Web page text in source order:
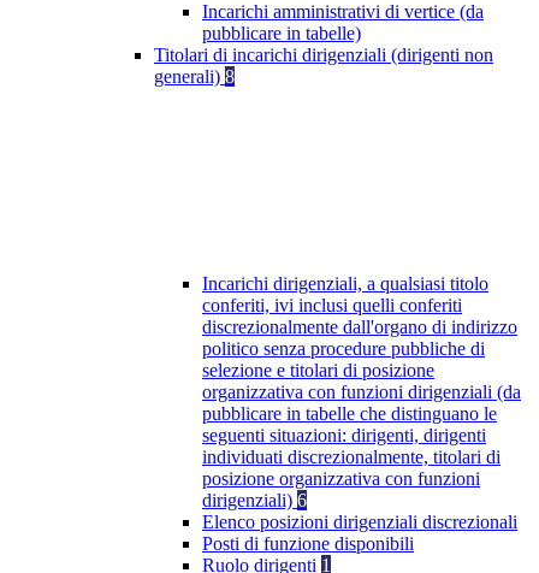
Incarichi amministrativi di vertice (da
pubblicare in tabelle)
Titolari di incarichi dirigenziali (dirigenti non
generali) 8
Incarichi dirigenziali, a qualsiasi titolo
conferiti, ivi inclusi quelli conferiti
discrezionalmente dall'organo di indirizzo
politico senza procedure pubbliche di
selezione e titolari di posizione
organizzativa con funzioni dirigenziali (da
pubblicare in tabelle che distinguano le
seguenti situazioni: dirigenti, dirigenti
individuati discrezionalmente, titolari di
posizione organizzativa con funzioni
dirigenziali) 6
Elenco posizioni dirigenziali discrezionali
Posti di funzione disponibili
Ruolo dirigenti 1